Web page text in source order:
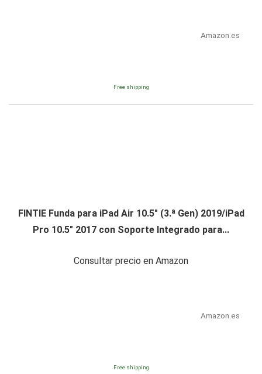
Amazon.es
Free shipping
FINTIE Funda para iPad Air 10.5" (3.ª Gen) 2019/iPad
Pro 10.5" 2017 con Soporte Integrado para...
Consultar precio en Amazon
Amazon.es
Free shipping